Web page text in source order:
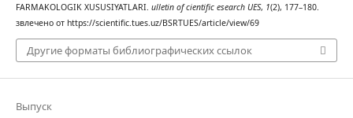
FARMAKOLOGIK XUSUSIYATLARI. ulletin of cientific esearch UES, 1(2), 177–180.
звлечено от https://scientific.tues.uz/BSRTUES/article/view/69
Другие форматы библиографических ссылок
Выпуск